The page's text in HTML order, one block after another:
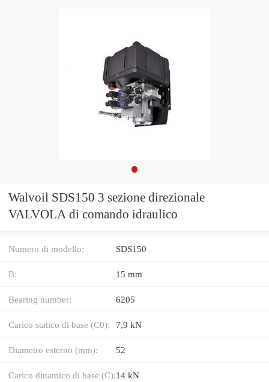
Walvoil SDS150 3 sezione direzionale
VALVOLA di comando idraulico
Numero di modello: SDS150
B: 15 mm
Bearing number: 6205
Carico statico di base (C0): 7,9 kN
Diametro esterno (mm): 52
Carico dinamico di base (C):14 kN